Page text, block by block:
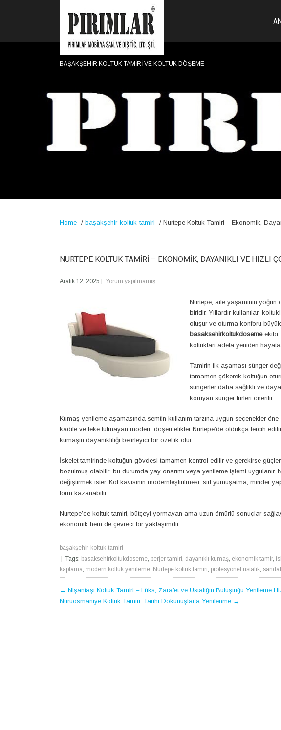
BAŞAKŞEHİR KOLTUK TAMİRİ VE KOLTUK DÖŞEME
Home / başakşehir-koltuk-tamiri / Nurtepe Koltuk Tamiri – Ekonomik,
NURTEPE KOLTUK TAMIRI – EKONOMIK, DAYANIKLI VE HIZLI
Aralık 12, 2025 | Yorum yapılmamış
Nurtepe, aile yaşamının yoğun
biridir. Yıllardır kullanılan
oluşur ve oturma konforu
basaksehirkoltukdosemeekibi,
koltukları adeta yeniden
Tamirin ilk aşaması sünger
tamamen çökerek koltuğun
süngerler daha sağlıklı ve
koruyan sünger türleri önerilir.
Kumaş yenileme aşamasında semtin kullanım tarzına uygun seçenekler
kadife ve leke tutmayan modern döşemelikler Nurtepe’de oldukça tercih
kumaşın dayanıklılığı belirleyici bir özellik olur.
İskelet tamirinde koltuğun gövdesi tamamen kontrol edilir ve gerekirse
bozulmuş olabilir; bu durumda yay onarımı veya yenileme işlemi uygulanır.
değiştirmek ister. Kol kavisinin modernleştirilmesi, sırt yumuşatma, minder
form kazanabilir.
Nurtepe’de koltuk tamiri, bütçeyi yormayan ama uzun ömürlü sonuçlar
ekonomik hem de çevreci bir yaklaşımdır.
başakşehir-koltuk-tamiri
| Tags: basaksehirkoltukdoseme berjer tamiri dayanıklı kumaş ekonomik tamir,
kaplama modern koltuk yenileme Nurtepe koltuk tamiri profesyonel ustalık
POST
← Nişantaşı Koltuk Tamiri – Lüks, Zarafet ve Ustalığın Buluştuğu Yenileme
Nuruosmaniye Koltuk Tamiri: Tarihi Dokunuşlarla Yenilenme →